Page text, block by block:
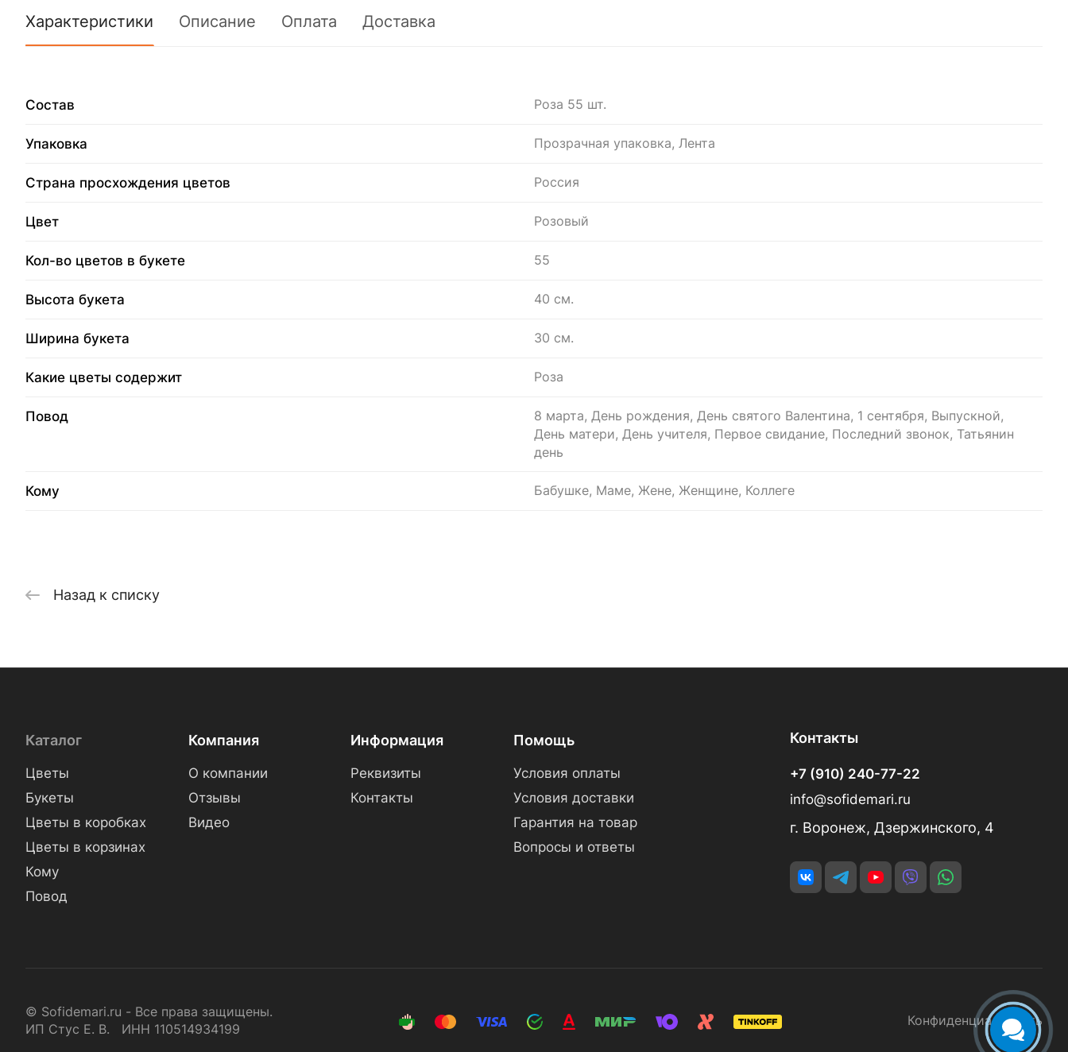
Характеристики Описание Оплата Доставка
Состав Роза 55 шт.
Упаковка Прозрачная упаковка, Лента
Страна просхождения цветов Россия
Цвет Розовый
Кол-во цветов в букете 55
Высота букета 40 см.
Ширина букета 30 см.
Какие цветы содержит Роза
Повод
8 марта, День рождения, День святого Валентина, 1 сентября, Выпускной,
День матери, День учителя, Первое свидание, Последний звонок, Татьянин
день
Кому Бабушке, Маме, Жене, Женщине, Коллеге
Назад к списку
Каталог
Цветы
Букеты
Цветы в коробках
Цветы в корзинах
Кому
Повод
Компания
О компании
Отзывы
Видео
Информация
Реквизиты
Контакты
Помощь
Условия оплаты
Условия доставки
Гарантия на товар
Вопросы и ответы
Контакты
+7 (910) 240-77-22
info@sofidemari.ru
г. Воронеж, Дзержинского, 4
© Sofidemari.ru - Все права защищены.
ИП Стус Е. В. ИНН 110514934199
Конфиденциальность